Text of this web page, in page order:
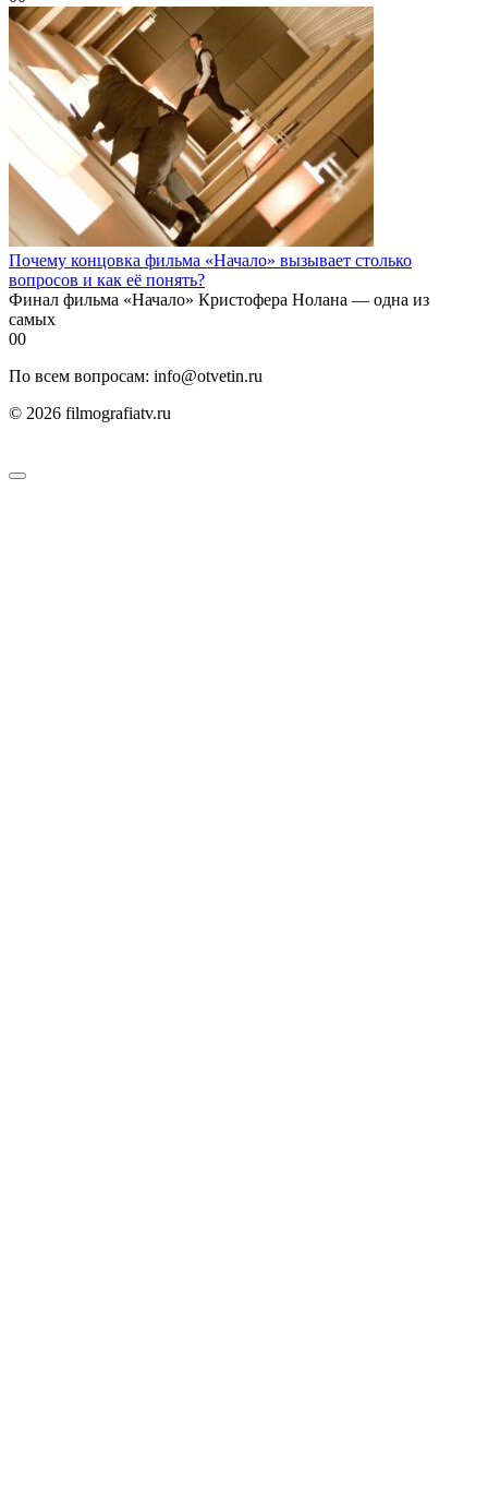
Почему концовка фильма «Начало» вызывает столько
вопросов и как её понять?
Финал фильма «Начало» Кристофера Нолана — одна из
самых
00
По всем вопросам: info@otvetin.ru
© 2026 filmografiatv.ru